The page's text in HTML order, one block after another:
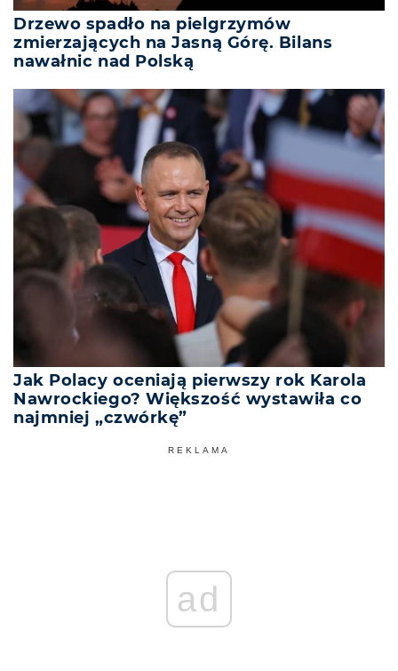
Drzewo spadło na pielgrzymów
zmierzających na Jasną Górę. Bilans
nawałnic nad Polską
Jak Polacy oceniają pierwszy rok Karola
Nawrockiego? Większość wystawiła co
najmniej „czwórkę”
REKLAMA
ad